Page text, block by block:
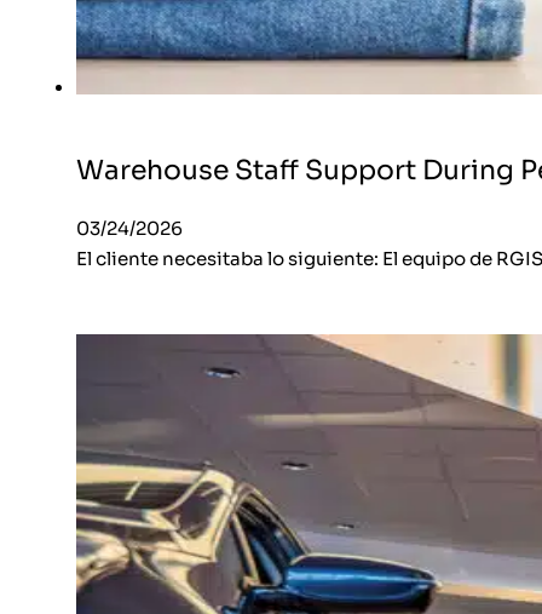
Warehouse Staff Support During
03/24/2026
El cliente necesitaba lo siguiente: El equipo de